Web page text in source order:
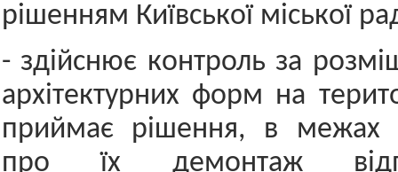
рішенням Київської міської
- здійснює контроль за
архітектурних форм на
приймає рішення, в межах
про їх демонтаж